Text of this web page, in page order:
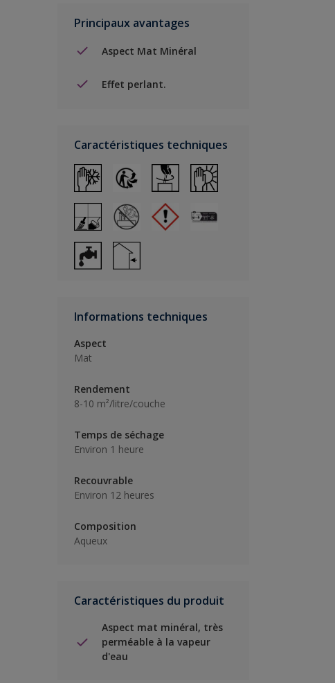
Principaux avantages
Aspect Mat Minéral
Effet perlant.
Caractéristiques techniques
Informations techniques
Aspect
Mat
Rendement
8-10 m²/litre/couche
Temps de séchage
Environ 1 heure
Recouvrable
Environ 12 heures
Composition
Aqueux
Caractéristiques du produit
Aspect mat minéral, très
perméable à la vapeur
d'eau